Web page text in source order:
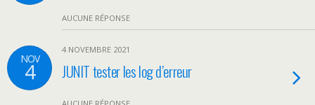
AUCUNE RÉPONSE
NOV
4
4 NOVEMBRE 2021
JUNIT tester les log d’erreur